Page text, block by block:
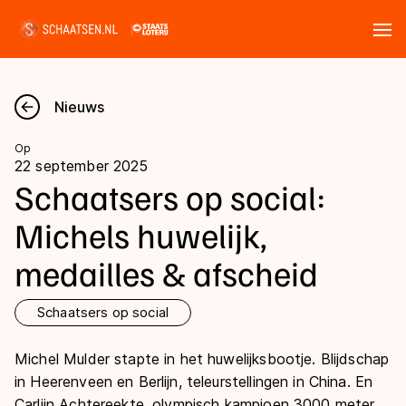
Nieuws
Kalender
Disciplines
Marathon
Langebaan
Inlineskaten
Uitslagen
Shorttrack
Marathon
Tijden & historie
Ranglijsten Langebaan
Nieuws
Op
22 september 2025
Schaatsers op social:
Michels huwelijk,
medailles & afscheid
Schaatsers op social
Michel Mulder stapte in het huwelijksbootje. Blijdschap
in Heerenveen en Berlijn, teleurstellingen in China. En